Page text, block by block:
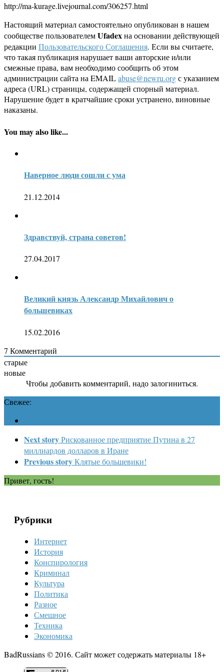
http://ma-kurage.livejournal.com/306257.html
Настоящий материал самостоятельно опубликован в нашем
сообществе пользователемUfadexна основании действующей
редакции Пользовательского Соглашения. Если вы считаете,
что такая публикация нарушает ваши авторские и/или
смежные права, вам необходимо сообщить об этом
администрации сайта на EMAILabuse@newru.orgс указанием
адреса (URL) страницы, содержащей спорный материал.
Нарушение будет в кратчайшие сроки устранено, виновные
наказаны.
You may also like...
Наверное люди сошли с ума
21.12.2014
Здравствуй, страна советов!
27.04.2017
Великий князь Александр Михайлович о
большевиках
15.02.2016
7 Комментарий
старые
новые
Чтобы добавить комментарий, надо залогиниться.
Свежее:
Next storyРискованное предприятие Путина в 27
миллиардов долларов в Иране
Previous storyКлятые большевики!
Привет, гость!
Рубрики
Интернет
История
Конспирология
Криминал
Культура
Политика
Разное
Смешное
Техника
Экономика
BadRussians © 2016. Сайт может содержать материалы 18+